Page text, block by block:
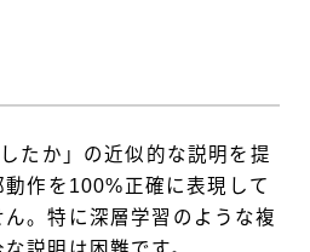
たか」の近似的な説明を提
作を100%正確に表現して
。特に深層学習のような複